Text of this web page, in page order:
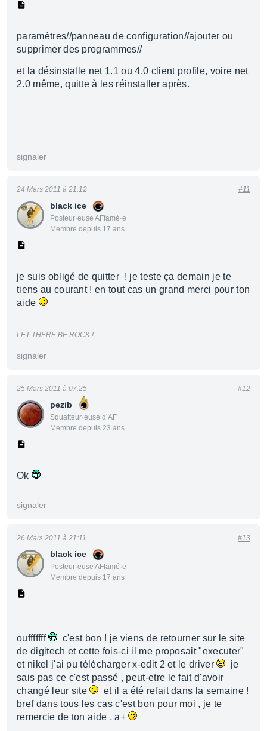
paramètres//panneau de configuration//ajouter ou
supprimer des programmes//
et la désinstalle net 1.1 ou 4.0 client profile, voire net
2.0 même, quitte à les réinstaller après.
signaler
black ice
Posteur·euse AFfamé·e
Membre depuis 17 ans
24 Mars 2011 à 21:12 #11
je suis obligé de quitter ! je teste ça demain je te
tiens au courant ! en tout cas un grand merci pour ton
aide
LET THERE BE ROCK !
signaler
pezib
Squatteur·euse d’AF
Membre depuis 23 ans
25 Mars 2011 à 07:25 #12
Ok
signaler
black ice
Posteur·euse AFfamé·e
Membre depuis 17 ans
26 Mars 2011 à 21:11 #13
oufffffff
c'est bon ! je viens de retourner sur le site
de digitech et cette fois-ci il me proposait "executer"
et nikel j'ai pu télécharger x-edit 2 et le driver
je
sais pas ce c'est passé , peut-etre le fait d'avoir
changé leur site
et il a été refait dans la semaine !
bref dans tous les cas c'est bon pour moi , je te
remercie de ton aide , a+